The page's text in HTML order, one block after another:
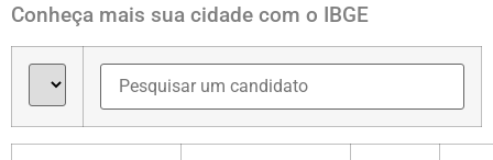
Conheça mais sua cidade com o IBGE